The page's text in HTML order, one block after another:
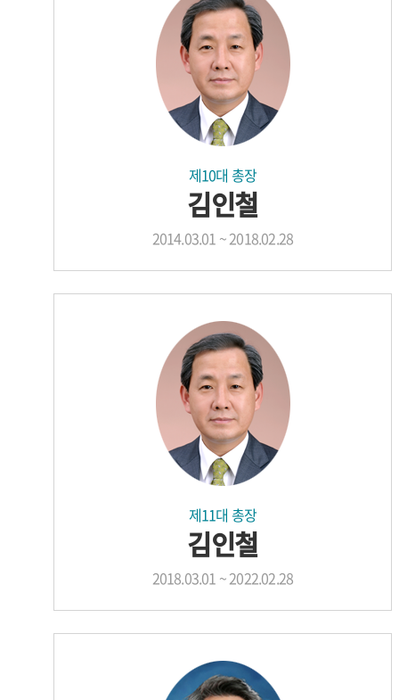
제10대 총장
김인철
2014.03.01 ~ 2018.02.28
제11대 총장
김인철
2018.03.01 ~ 2022.02.28